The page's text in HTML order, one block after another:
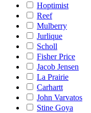
Hoptimist
Reef
Mulberry
Jurlique
Scholl
Fisher Price
Jacob Jensen
La Prairie
Carhartt
John Varvatos
Stine Goya